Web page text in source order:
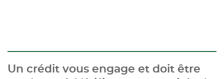
Un crédit vous engage et doit être